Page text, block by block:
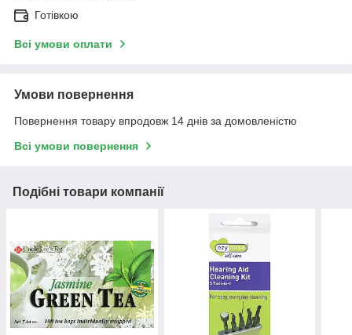
Готівкою
Всі умови оплати
Умови повернення
Повернення товару впродовж 14 днів за домовленістю
Всі умови повернення
Подібні товари компанії